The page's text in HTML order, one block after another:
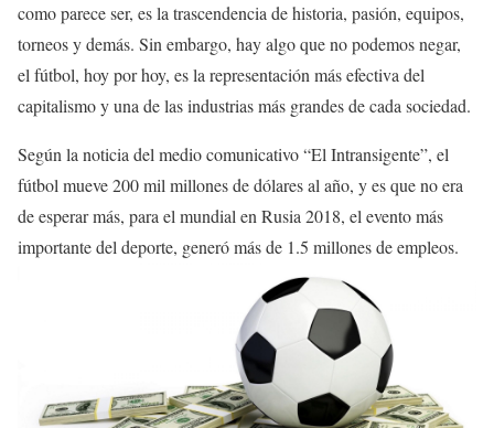
como parece ser, es la trascendencia de historia, pasión, equipos,
torneos y demás. Sin embargo, hay algo que no podemos negar,
el fútbol, hoy por hoy, es la representación más efectiva del
capitalismo y una de las industrias más grandes de cada sociedad.
Según la noticia del medio comunicativo “El Intransigente”, el
fútbol mueve 200 mil millones de dólares al año, y es que no era
de esperar más, para el mundial en Rusia 2018, el evento más
importante del deporte, generó más de 1.5 millones de empleos.